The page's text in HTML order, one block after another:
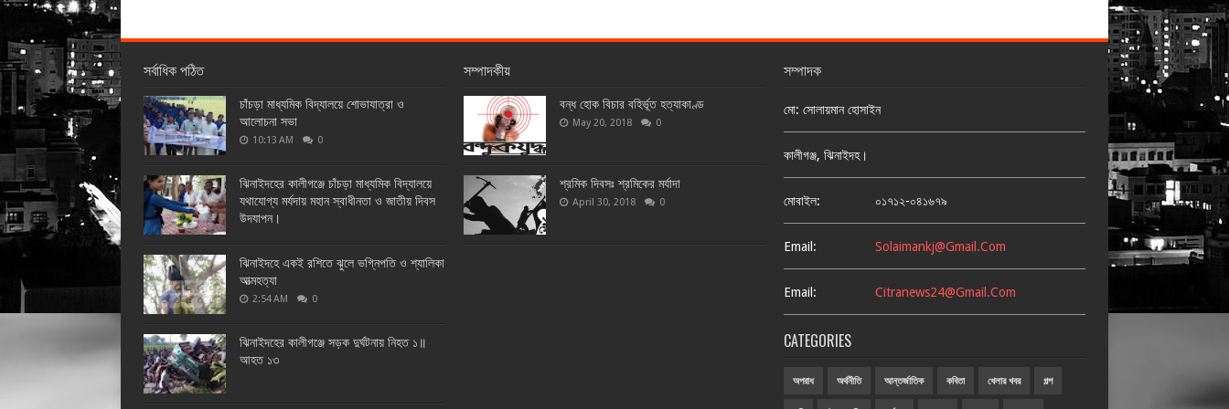
সর্বাধিক পঠিত
চাঁচড়া মাধ্যমিক বিদ্যালয়ে শোভাযাত্রা ও
আলোচনা সভা
10:13 AM 0
ঝিনাইদহের কালীগঞ্জে চাঁচড়া মাধ্যমিক বিদ্যালয়ে
যথাযোগ্য মর্যদায় মহান স্বাধীনতা ও জাতীয় দিবস
উদযাপন।
ঝিনাইদহে একই রশিতে ঝুলে ভগ্নিপতি ও শ্যালিকা
আত্মহত্যা
2:54 AM 0
ঝিনাইদহের কালীগঞ্জে সড়ক দুর্ঘটনায় নিহত ১॥
আহত ১৩
সম্পাদকীয়
বন্ধ হোক বিচার বহির্ভূত হত্যাকাণ্ড
May 20, 2018 0
শ্রমিক দিবসঃ শ্রমিকের মর্যাদা
April 30, 2018 0
সম্পাদক
মো: সোলায়মান হোসাইন
কালীগঞ্জ, ঝিনাইদহ।
মোবাইল: ০১৭১২-০৪১৬৭৯
Email: Solaimankj@gmail.com
Email: Citranews24@gmail.com
CATEGORIES
অপরাধ অর্থনীতি আন্তর্জাতিক কবিতা খেলার খবর গল্প